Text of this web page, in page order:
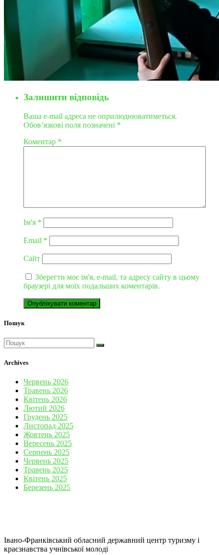
Залишити відповідь
Ваша e-mail адреса не оприлюднюватиметься.
Обов’язкові поля позначені *
Коментар *
Ім'я *
Email *
Сайт
Зберегти моє ім'я, e-mail, та адресу сайту в цьому
браузері для моїх подальших коментарів.
Пошук
Archives
Червень 2026
Травень 2026
Квітень 2026
Лютий 2026
Грудень 2025
Листопад 2025
Жовтень 2025
Вересень 2025
Серпень 2025
Червень 2025
Травень 2025
Квітень 2025
Березень 2025
Івано-Франківський обласний державний центр туризму і
краєзнавства учнівської молоді